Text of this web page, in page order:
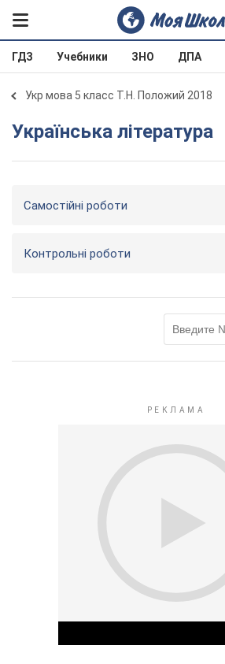
ГДЗ Учебники ЗНО ДПА
Укр мова 5 класс Т.Н. Положий 2018
Українська література
Самостійні роботи
Контрольні роботи